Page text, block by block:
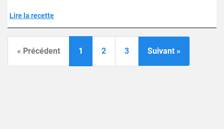
Lire la recette
« Précédent 1 2 3 Suivant »